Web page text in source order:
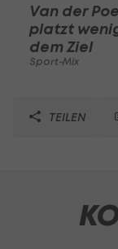
Van der
platzt
dem Ziel
Sport-Mix
TEILEN